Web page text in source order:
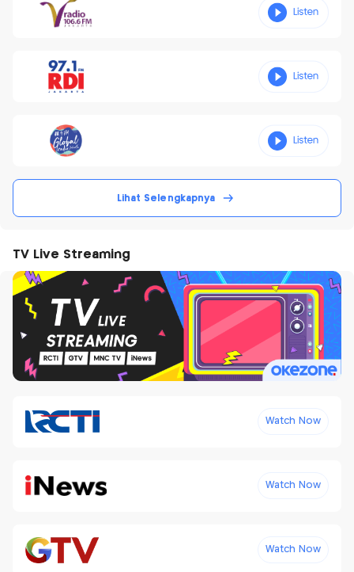
Lihat Selengkapnya
TV Live Streaming
Watch Now
Watch Now
Watch Now